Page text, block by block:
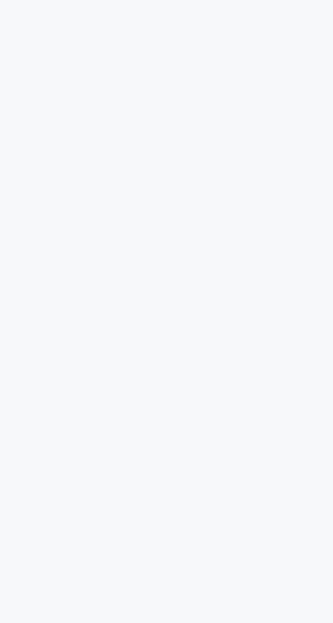
Créez un
booste
9